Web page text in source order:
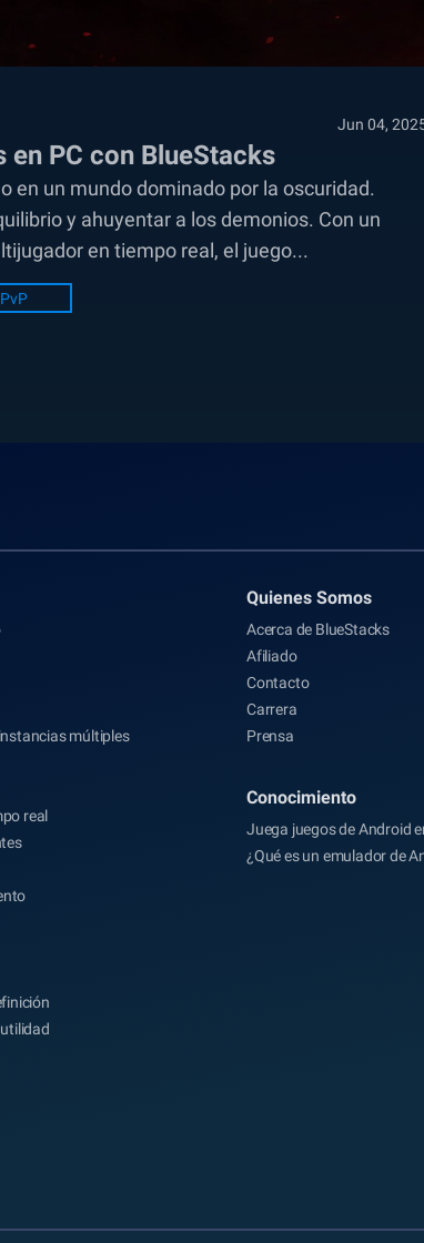
Jun 04,
PC con BlueStacks
en un mundo dominado por la oscuridad.
y ahuyentar a los demonios. Con un
en tiempo real, el juego...
PvP
múltiples
real
Quienes Somos
Acerca de BlueStacks
Afiliado
Contacto
Carrera
Prensa
Conocimiento
Juega juegos de Android
¿Qué es un emulador de